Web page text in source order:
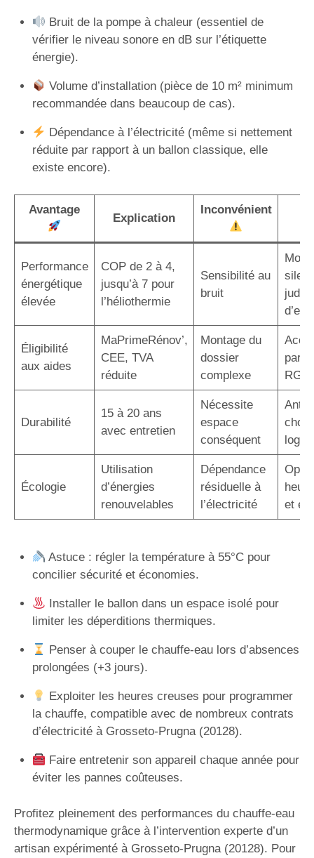
Bruit de la pompe à chaleur (essentiel de
vérifier le niveau sonore en dB sur l’étiquette
énergie).
Volume d’installation (pièce de 10 m² minimum
recommandée dans beaucoup de cas).
Dépendance à l’électricité (même si nettement
réduite par rapport à un ballon classique, elle
existe encore).
Avantage
Explication
Inconvénient
Performance
énergétique
élevée
COP de 2 à 4,
jusqu’à 7 pour
l’héliothermie
Sensibilité au
bruit
Éligibilité
aux aides
MaPrimeRénov’,
CEE, TVA
réduite
Montage du
dossier
complexe
par
RGE
Durabilité
15 à 20 ans
avec entretien
Nécessite
espace
conséquent
Écologie
Utilisation
d’énergies
renouvelables
Dépendance
résiduelle à
l’électricité
et
Astuce : régler la température à 55°C pour
concilier sécurité et économies.
Installer le ballon dans un espace isolé pour
limiter les déperditions thermiques.
Penser à couper le chauffe-eau lors d’absences
prolongées (+3 jours).
Exploiter les heures creuses pour programmer
la chauffe, compatible avec de nombreux contrats
d’électricité à Grosseto-Prugna (20128).
Faire entretenir son appareil chaque année pour
éviter les pannes coûteuses.
Profitez pleinement des performances du chauffe-eau
thermodynamique grâce à l’intervention experte d’un
artisan expérimenté à Grosseto-Prugna (20128). Pour